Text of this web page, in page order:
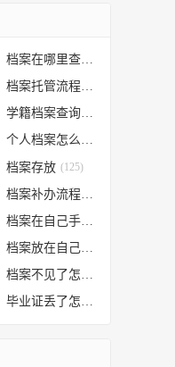
(535) 档案在哪里查询
档案托管流程
(301) 学籍档案查询
(191) 个人档案怎么调动
(130)
档案存放 (125)
(102) 档案补办流程
(66) 档案在自己手里怎么处理
(54) 档案放在自己手上
(51) 档案不见了怎么补办
(36) 毕业证丢了怎么办